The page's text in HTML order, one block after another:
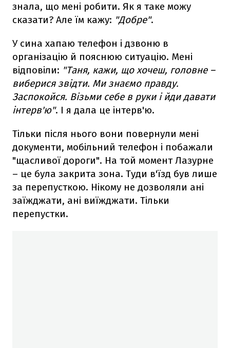
знала, що мені робити. Як я таке можу
сказати? Але їм кажу: "Добре".
У сина хапаю телефон і дзвоню в
організацію й пояснюю ситуацію. Мені
відповіли: "Таня, кажи, що хочеш, головне –
виберися звідти. Ми знаємо правду.
Заспокойся. Візьми себе в руки і йди давати
інтерв'ю". І я дала це інтерв'ю.
Тільки після нього вони повернули мені
документи, мобільний телефон і побажали
"щасливої дороги". На той момент Лазурне
– це була закрита зона. Туди в'їзд був лише
за перепусткою. Нікому не дозволяли ані
заїжджати, ані виїжджати. Тільки
перепустки.